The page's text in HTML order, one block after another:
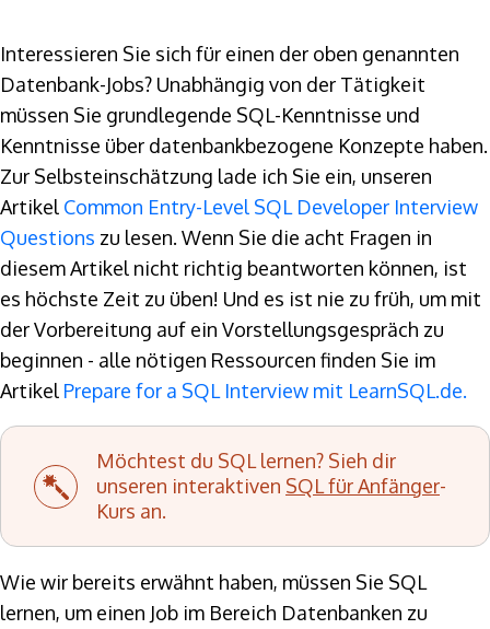
Interessieren Sie sich für einen der oben genannten
Datenbank-Jobs? Unabhängig von der Tätigkeit
müssen Sie grundlegende SQL-Kenntnisse und
Kenntnisse über datenbankbezogene Konzepte haben.
Zur Selbsteinschätzung lade ich Sie ein, unseren
Artikel Common Entry-Level SQL Developer Interview
Questions zu lesen. Wenn Sie die acht Fragen in
diesem Artikel nicht richtig beantworten können, ist
es höchste Zeit zu üben! Und es ist nie zu früh, um mit
der Vorbereitung auf ein Vorstellungsgespräch zu
beginnen - alle nötigen Ressourcen finden Sie im
Artikel Prepare for a SQL Interview mit LearnSQL.de.
Möchtest du SQL lernen? Sieh dir
unseren interaktiven SQL für Anfänger-
Kurs an.
Wie wir bereits erwähnt haben, müssen Sie SQL
lernen, um einen Job im Bereich Datenbanken zu